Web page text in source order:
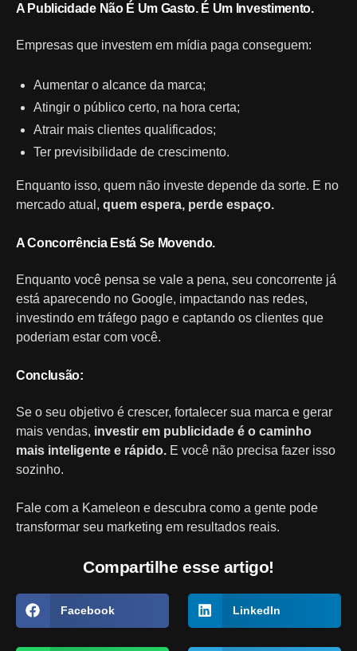
A Publicidade Não É Um Gasto. É Um Investimento.
Empresas que investem em mídia paga conseguem:
Aumentar o alcance da marca;
Atingir o público certo, na hora certa;
Atrair mais clientes qualificados;
Ter previsibilidade de crescimento.
Enquanto isso, quem não investe depende da sorte. E no
mercado atual, quem espera, perde espaço.
A Concorrência Está Se Movendo.
Enquanto você pensa se vale a pena, seu concorrente já
está aparecendo no Google, impactando nas redes,
investindo em tráfego pago e captando os clientes que
poderiam estar com você.
Conclusão:
Se o seu objetivo é crescer, fortalecer sua marca e gerar
mais vendas, investir em publicidade é o caminho
mais inteligente e rápido. E você não precisa fazer isso
sozinho.
Fale com a Kameleon e descubra como a gente pode
transformar seu marketing em resultados reais.
Compartilhe esse artigo!
Facebook LinkedIn